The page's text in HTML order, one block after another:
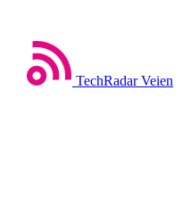
TechRadar Veien